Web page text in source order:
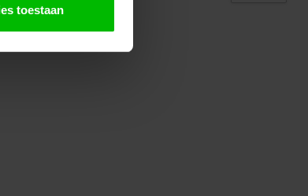
toestaan
webshop